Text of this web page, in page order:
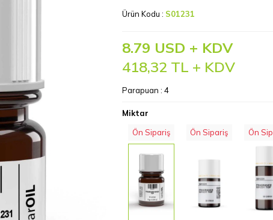
Ürün Kodu : S01231
8.79 USD + KDV
418,32 TL + KDV
Parapuan : 4
Miktar
Ön Sipariş
Ön Sipariş Ön